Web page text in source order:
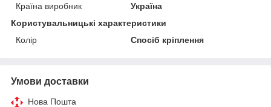
Країна виробник
Україна
Користувальницькі характеристики
Колір
Спосіб кріплення
Умови доставки
Нова Пошта